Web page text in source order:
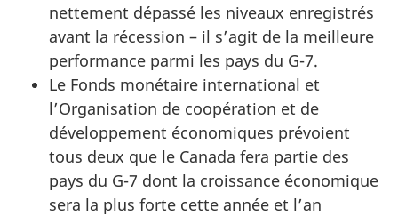
nettement dépassé les niveaux enregistrés
avant la récession – il s’agit de la meilleure
performance parmi les pays du G-7.
Le Fonds monétaire international et
l’Organisation de coopération et de
développement économiques prévoient
tous deux que le Canada fera partie des
pays du G-7 dont la croissance économique
sera la plus forte cette année et l’an